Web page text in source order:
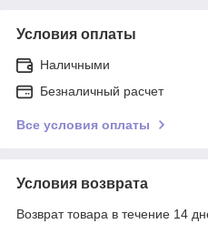
Условия оплаты
Наличными
Безналичный расчет
Все условия оплаты
Условия возврата
Возврат товара в течение 14